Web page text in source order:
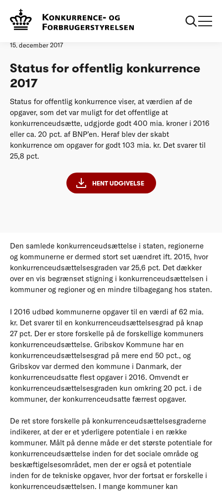
Forside
15. december 2017
Status for offentlig konkurrence
2017
Status for offentlig konkurrence viser, at værdien af de
opgaver, som det var muligt for det offentlige at
konkurrenceudsætte, udgjorde godt 400 mia. kroner i 2016
eller ca. 20 pct. af BNP’en. Heraf blev der skabt
konkurrence om opgaver for godt 103 mia. kr. Det svarer til
25,8 pct.
HENT UDGIVELSE
Den samlede konkurrenceudsættelse i staten, regionerne
og kommunerne er dermed stort set uændret ift. 2015, hvor
konkurrenceudsættelsesgraden var 25,6 pct. Det dækker
over en vis begrænset stigning i konkurrenceudsættelsen i
kommuner og regioner og en mindre tilbagegang hos staten.
I 2016 udbød kommunerne opgaver til en værdi af 62 mia.
kr. Det svarer til en konkurrenceudsættelsesgrad på knap
27 pct. Der er store forskelle på de forskellige kommuners
konkurrenceudsættelse. Gribskov Kommune har en
konkurrenceudsættelsesgrad på mere end 50 pct., og
Gribskov var dermed den kommune i Danmark, der
konkurrenceudsatte flest opgaver i 2016. Omvendt er
konkurrenceudsættelsesgraden kun omkring 20 pct. i de
kommuner, der konkurrenceudsatte færrest opgaver.
De ret store forskelle på konkurrenceudsættelsesgraderne
indikerer, at der er et yderligere potentiale i en række
kommuner. Målt på denne måde er det største potentiale for
konkurrenceudsættelse inden for det sociale område og
beskæftigelsesområdet, men der er også et potentiale
inden for de tekniske opgaver, hvor der fortsat er forskelle i
konkurrenceudsættelsen. I mange kommuner kan